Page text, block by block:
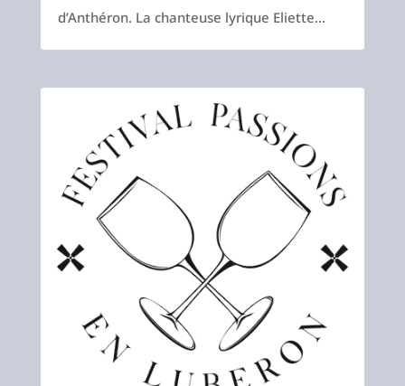
d’Anthéron. La chanteuse lyrique Eliette...